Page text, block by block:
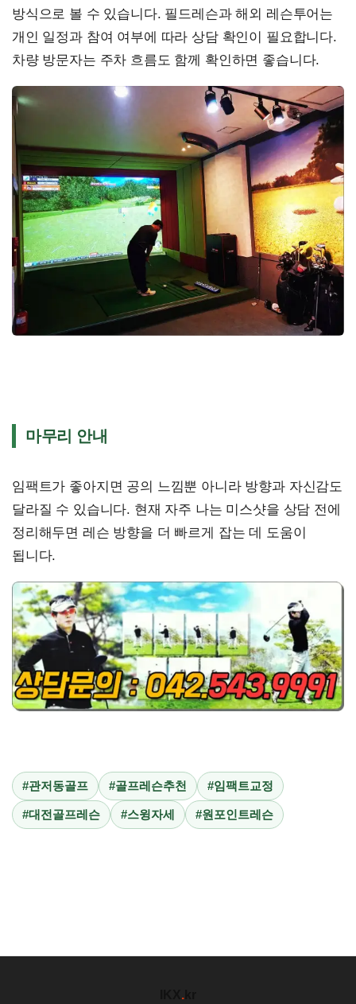
방식으로 볼 수 있습니다. 필드레슨과 해외 레슨투어는
개인 일정과 참여 여부에 따라 상담 확인이 필요합니다.
차량 방문자는 주차 흐름도 함께 확인하면 좋습니다.
마무리 안내
임팩트가 좋아지면 공의 느낌뿐 아니라 방향과 자신감도
달라질 수 있습니다. 현재 자주 나는 미스샷을 상담 전에
정리해두면 레슨 방향을 더 빠르게 잡는 데 도움이
됩니다.
#관저동골프 #골프레슨추천 #임팩트교정
#대전골프레슨 #스윙자세 #원포인트레슨
.